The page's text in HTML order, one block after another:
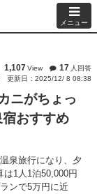
メニュー
1,107View 17 人回答
更新日：2025/12/ 8 08:38
ニがちょっ
おすすめ
泉旅行になり、夕
1人1泊50,000円
ンで5万円に近